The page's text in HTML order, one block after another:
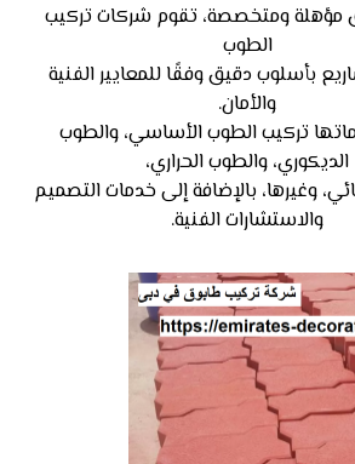
مؤهلة ومتخصصة، تقوم شركات تركيب
الطوب
بأسلوب دقيق وفقًا للمعايير الفنية
والأمان.
تركيب الطوب الأساسي، والطوب
الديكوري، والطوب الحراري،
وغيرها، بالإضافة إلى خدمات التصميم
والاستشارات الفنية.